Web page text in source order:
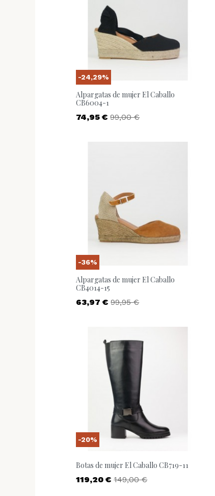
Michael Kors
Nike SB
Skechers
Alpargatas de mujer El Caballo
CB6004-1
Precio
74,95 € Precio base
99,00 €
-24,29%
Alpargatas de mujer El Caballo
CB4014-15
Precio
63,97 € Precio base
99,95 €
-36%
Botas de mujer El Caballo CB719-11
Precio
119,20 € Precio base
149,00 €
-20%